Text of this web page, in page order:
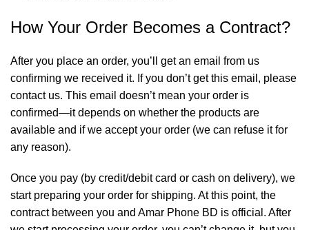
How Your Order Becomes a Contract?
After you place an order, you’ll get an email from us
confirming we received it. If you don’t get this email, please
contact us. This email doesn’t mean your order is
confirmed—it depends on whether the products are
available and if we accept your order (we can refuse it for
any reason).
Once you pay (by credit/debit card or cash on delivery), we
start preparing your order for shipping. At this point, the
contract between you and Amar Phone BD is official. After